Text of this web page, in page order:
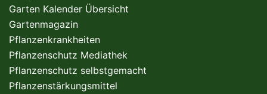
Garten Kalender Übersicht
Gartenmagazin
Pflanzenkrankheiten
Pflanzenschutz Mediathek
Pflanzenschutz selbstgemacht
Pflanzenstärkungsmittel